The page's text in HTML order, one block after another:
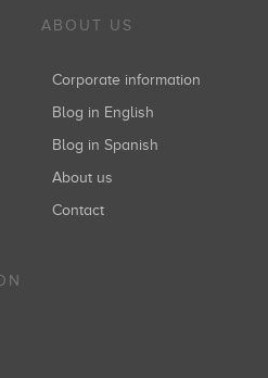
ABOUT US
Corporate information
Blog in English
Blog in Spanish
About us
Contact